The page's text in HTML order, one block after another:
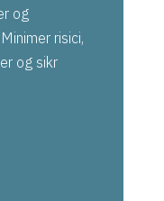
og
risici,
og sikr